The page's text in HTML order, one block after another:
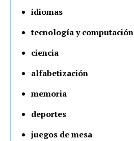
idiomas
tecnología y computación
ciencia
alfabetización
memoria
deportes
juegos de mesa